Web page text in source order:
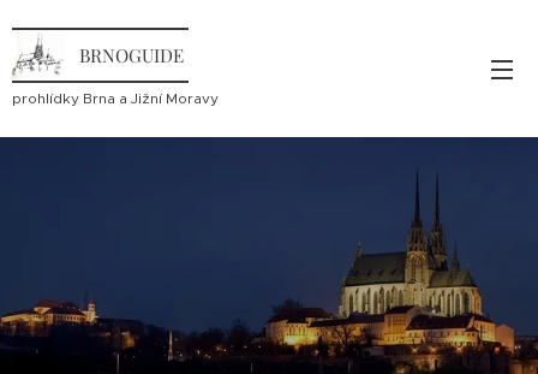
BRNOGUIDE
prohlídky Brna a Jižní Moravy